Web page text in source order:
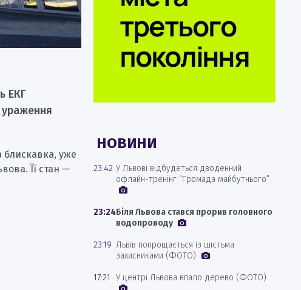
ЕКГ
ураження
блискавка, уже
Її стан —
НОВИНИ
23:42 У Львові відбудеться дводенний
офлайн-тренінг “Громада майбутнього”
23:24Біля Львова стався прорив головного
водопроводу
23:19 Львів попрощається із шістьма
захисниками (ФОТО)
17:21 У центрі Львова впало дерево (ФОТО)